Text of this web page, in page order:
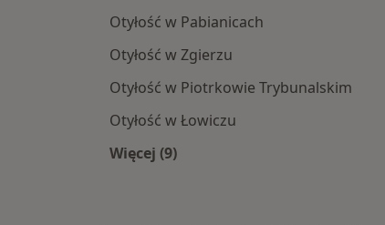
Otyłość w Pabianicach
Otyłość w Zgierzu
Otyłość w Piotrkowie Trybunalskim
Otyłość w Łowiczu
Więcej (9)